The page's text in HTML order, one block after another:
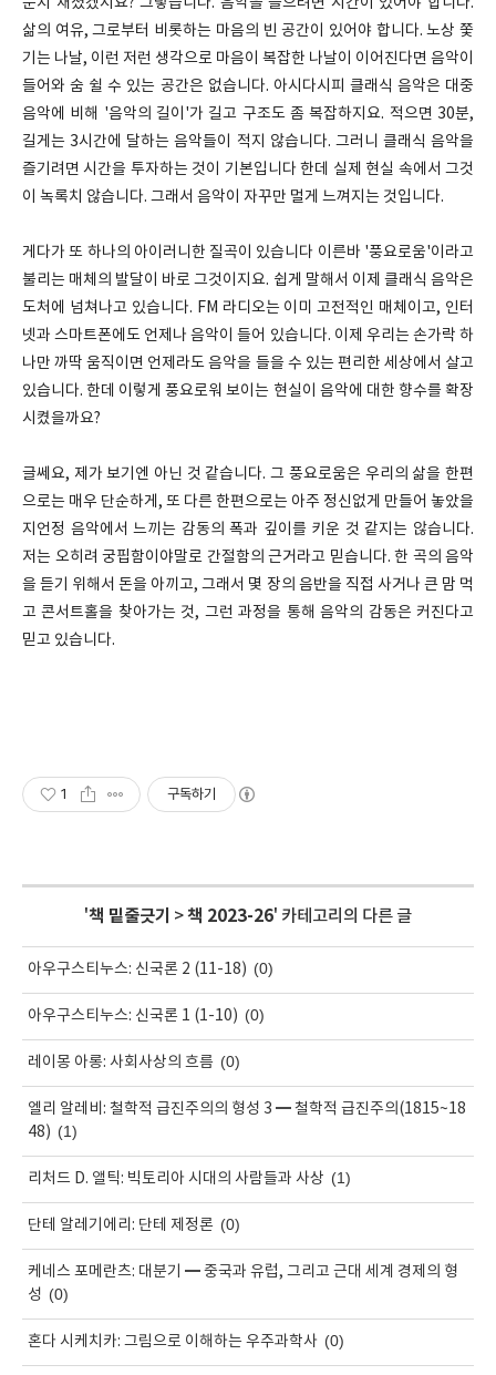
삶의 여유, 그로부터 비롯하는 마음의 빈 공간이 있어야 합니다. 노상 쫓
기는 나날, 이런 저런 생각으로 마음이 복잡한 나날이 이어진다면 음악이
들어와 숨 쉴 수 있는 공간은 없습니다. 아시다시피 클래식 음악은 대중
음악에 비해 '음악의 길이'가 길고 구조도 좀 복잡하지요. 적으면 30분,
길게는 3시간에 달하는 음악들이 적지 않습니다. 그러니 클래식 음악을
즐기려면 시간을 투자하는 것이 기본입니다 한데 실제 현실 속에서 그것
이 녹록치 않습니다. 그래서 음악이 자꾸만 멀게 느껴지는 것입니다.
게다가 또 하나의 아이러니한 질곡이 있습니다 이른바 '풍요로움'이라고
불리는 매체의 발달이 바로 그것이지요. 쉽게 말해서 이제 클래식 음악은
도처에 넘쳐나고 있습니다. FM 라디오는 이미 고전적인 매체이고, 인터
넷과 스마트폰에도 언제나 음악이 들어 있습니다. 이제 우리는 손가락 하
나만 까딱 움직이면 언제라도 음악을 들을 수 있는 편리한 세상에서 살고
있습니다. 한데 이렇게 풍요로워 보이는 현실이 음악에 대한 향수를 확장
시켰을까요?
글쎄요, 제가 보기엔 아닌 것 같습니다. 그 풍요로움은 우리의 삶을 한편
으로는 매우 단순하게, 또 다른 한편으로는 아주 정신없게 만들어 놓았을
지언정 음악에서 느끼는 감동의 폭과 깊이를 키운 것 같지는 않습니다.
저는 오히려 궁핍함이야말로 간절함의 근거라고 믿습니다. 한 곡의 음악
을 듣기 위해서 돈을 아끼고, 그래서 몇 장의 음반을 직접 사거나 큰 맘 먹
고 콘서트홀을 찾아가는 것, 그런 과정을 통해 음악의 감동은 커진다고
믿고 있습니다.
1 구독하기
'책 밑줄긋기 >책 2023-26' 카테고리의 다른 글
아우구스티누스: 신국론 2 (11-18) (0)
아우구스티누스: 신국론 1 (1-10) (0)
레이몽 아롱: 사회사상의 흐름 (0)
엘리 알레비: 철학적 급진주의의 형성 3 ━ 철학적 급진주의(1815~18
48) (1)
리처드 D. 앨틱: 빅토리아 시대의 사람들과 사상 (1)
단테 알레기에리: 단테 제정론 (0)
케네스 포메란츠: 대분기 ━ 중국과 유럽, 그리고 근대 세계 경제의 형
성 (0)
혼다 시케치카: 그림으로 이해하는 우주과학사 (0)